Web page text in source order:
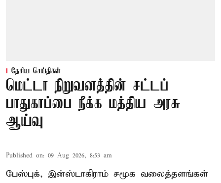
தேசிய செய்திகள்
மெட்டா நிறுவனத்தின் சட்டப்
பாதுகாப்பை நீக்க மத்திய அரசு
ஆய்வு
Published on: 09 Aug 2026, 8:53 am
பேஸ்புக், இன்ஸ்டாகிராம் சமூக வலைத்தளங்கள்